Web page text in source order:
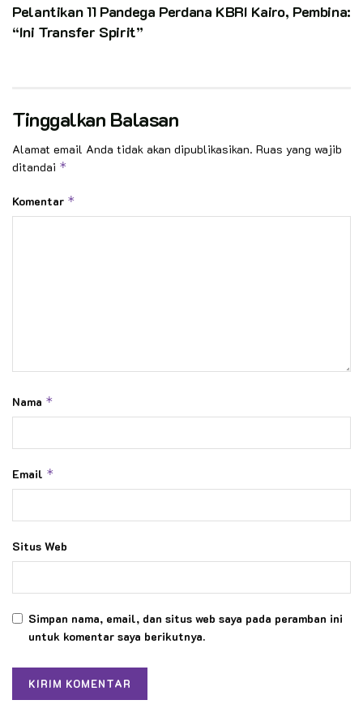
Kata Kunci: pramuka pramuka luar negeri
Pelantikan 11 Pandega Perdana KBRI Kairo, Pembina:
“Ini Transfer Spirit”
Tinggalkan Balasan
Alamat email Anda tidak akan dipublikasikan. Ruas yang wajib
ditandai *
Komentar *
Nama *
Email *
Situs Web
Simpan nama, email, dan situs web saya pada peramban ini
untuk komentar saya berikutnya.